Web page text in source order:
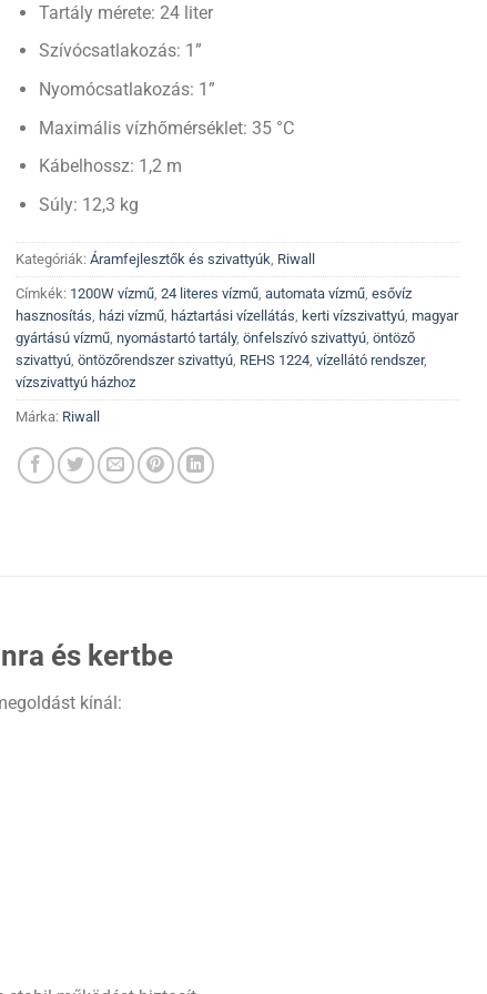
Tartály mérete: 24 liter
Szívócsatlakozás: 1”
Nyomócsatlakozás: 1”
Maximális vízhőmérséklet: 35 °C
Kábelhossz: 1,2 m
Súly: 12,3 kg
Kategóriák: Áramfejlesztők és szivattyúk Riwall
Címkék: 1200W vízmű 24 literes vízmű automata vízmű esővíz
hasznosítás házi vízmű háztartási vízellátás kerti vízszivattyú magyar
gyártású vízmű nyomástartó tartály, önfelszívó szivattyú öntöző
szivattyú öntözőrendszer szivattyú REHS 1224 vízellátó rendszer,
vízszivattyú házhoz
Márka: Riwall
és kertbe
kínál: